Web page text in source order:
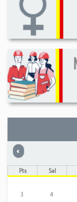
« Önceki
Pts Sal
3
4